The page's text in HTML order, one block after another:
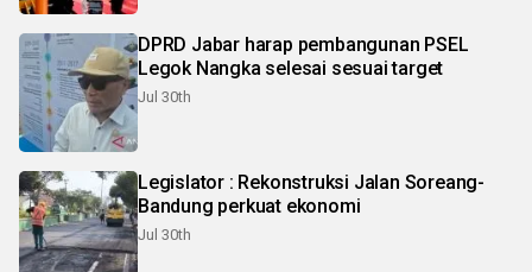
DPRD Jabar harap pembangunan PSEL
Legok Nangka selesai sesuai target
Jul 30th
Legislator : Rekonstruksi Jalan Soreang-
Bandung perkuat ekonomi
Jul 30th